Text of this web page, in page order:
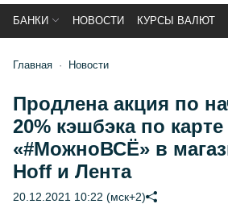
БАНКИ НОВОСТИ КУРСЫ ВАЛЮТ
Главная Новости
Продлена акция по
20% кэшбэка по
«#МожноВСЁ» в
Hoff и Лента
20.12.2021 10:22 (мск+2)